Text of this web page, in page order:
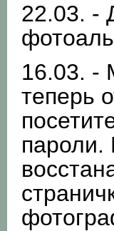
22.03. -
16.03. -
теперь
пароли.